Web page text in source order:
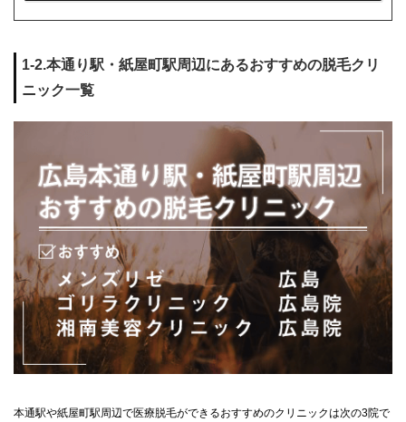
1-2.本通り駅・紙屋町駅周辺にあるおすすめの脱毛クリ
ニック一覧
本通駅や紙屋町駅周辺で医療脱毛ができるおすすめのクリニックは次の3院で